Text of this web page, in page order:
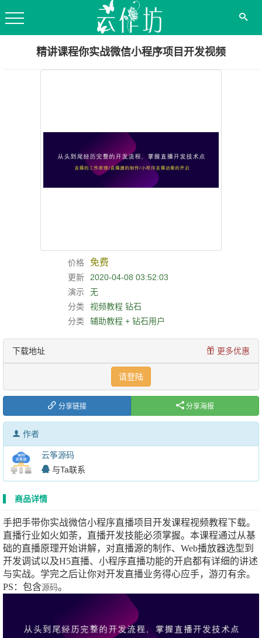
精讲课程你实战微信小程序项目开发视频
价格 免费
更新
2020-04-08 03:52:03
演示
无
分类
视频教程 钻石
分类
辅助教程 + 钻石用户
更多优惠
下载地址
请登陆
分享链接 分享海报
作者
云筝源码
与Ta联系
商品详情
手把手带你实战微信小程序直播项目开发课程视频教程下载。
直播行业如火如荼，直播开发技能必须掌握。本课程通过从基
础的直播原理开始讲解，对直播源的制作、Web播放器选型到
开发调试以及H5直播、小程序直播功能的开启都有详细的讲述
与实战。学完之后让你对开发直播业务得心应手，游刃有余。
PS：包含源码。